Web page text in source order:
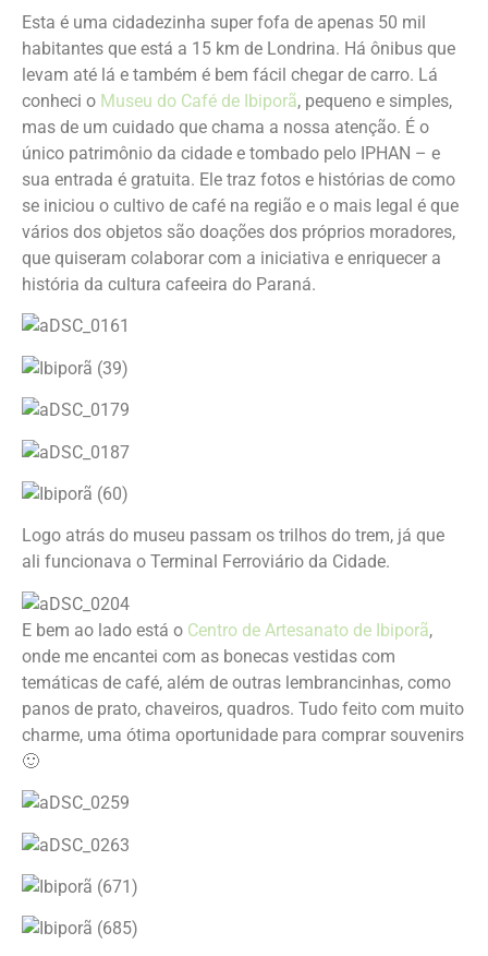
Esta é uma cidadezinha super fofa de apenas 50 mil
habitantes que está a 15 km de Londrina. Há ônibus que
levam até lá e também é bem fácil chegar de carro. Lá
conheci o Museu do Café de Ibiporã, pequeno e simples,
mas de um cuidado que chama a nossa atenção. É o
único patrimônio da cidade e tombado pelo IPHAN – e
sua entrada é gratuita. Ele traz fotos e histórias de como
se iniciou o cultivo de café na região e o mais legal é que
vários dos objetos são doações dos próprios moradores,
que quiseram colaborar com a iniciativa e enriquecer a
história da cultura cafeeira do Paraná.
Logo atrás do museu passam os trilhos do trem, já que
ali funcionava o Terminal Ferroviário da Cidade.
E bem ao lado está o Centro de Artesanato de Ibiporã,
onde me encantei com as bonecas vestidas com
temáticas de café, além de outras lembrancinhas, como
panos de prato, chaveiros, quadros. Tudo feito com muito
charme, uma ótima oportunidade para comprar souvenirs
🙂